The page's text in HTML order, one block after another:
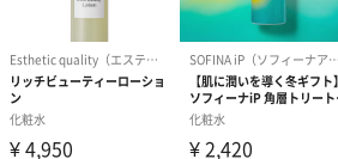
髪や肌を美しく引き立てる美容ギフト
美しい2層のグラデーションのボトルと
は、サロンクオリティにこだわる美容意識
変喜ばれます。髪や肌をキラキラと美しく